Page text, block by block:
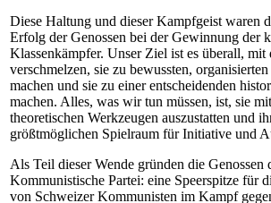
Diese Haltung und dieser Kampfgeist waren
Erfolg der Genossen bei der Gewinnung der
Klassenkämpfer. Unser Ziel ist es überall, mit
verschmelzen, sie zu bewussten,
machen und sie zu einer entscheidenden
machen. Alles, was wir tun müssen, ist, sie
theoretischen Werkzeugen auszustatten und
größtmöglichen Spielraum für Initiative und
Als Teil dieser Wende gründen die Genossen
Kommunistische Partei: eine Speerspitze für
von Schweizer Kommunisten im Kampf